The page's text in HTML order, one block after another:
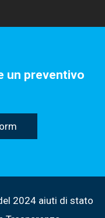
un preventivo
2024 aiuti di stato